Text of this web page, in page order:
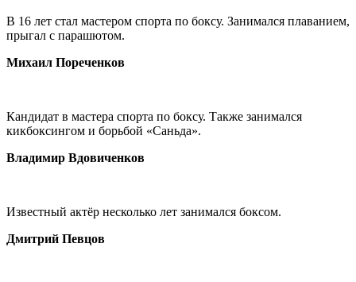
В 16 лет стал мастером спорта по боксу. Занимался плаванием,
прыгал с парашютом.
Михаил Пореченков
Кандидат в мастера спорта по боксу. Также занимался
кикбоксингом и борьбой «Саньда».
Владимир Вдовиченков
Известный актёр несколько лет занимался боксом.
Дмитрий Певцов